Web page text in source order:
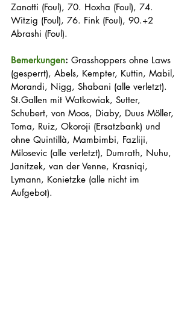
Zanotti (Foul), 70. Hoxha (Foul), 74.
Witzig (Foul), 76. Fink (Foul), 90.+2
Abrashi (Foul).
Bemerkungen: Grasshoppers ohne Laws
(gesperrt), Abels, Kempter, Kuttin, Mabil,
Morandi, Nigg, Shabani (alle verletzt).
St.Gallen mit Watkowiak, Sutter,
Schubert, von Moos, Diaby, Duus Möller,
Toma, Ruiz, Okoroji (Ersatzbank) und
ohne Quintillà, Mambimbi, Fazliji,
Milosevic (alle verletzt), Dumrath, Nuhu,
Janitzek, van der Venne, Krasniqi,
Lymann, Konietzke (alle nicht im
Aufgebot).